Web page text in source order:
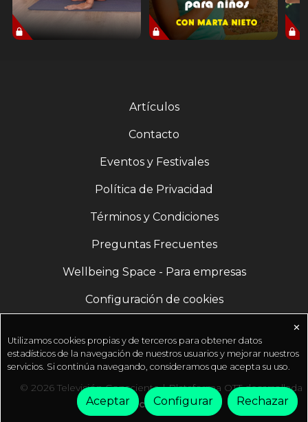
Artículos
Contacto
Eventos y Festivales
Política de Privacidad
Términos y Condiciones
Preguntas Frecuentes
Wellbeing Space - Para empresas
Configuración de cookies
© 2026 Televisión Consciente | Plataforma OTT desarrollada
porFractal Media
✕
Utilizamos cookies propias y de terceros para obtener datos
estadísticos de la navegación de nuestros usuarios y mejorar nuestros
servicios. Si continúa navegando, consideramos que acepta su uso.
Aceptar Configurar Rechazar